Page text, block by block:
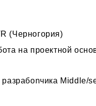
(Черногория)
на проектной
Middle/